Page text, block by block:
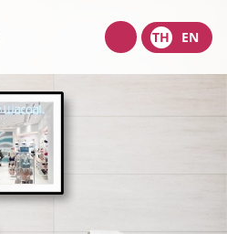
Wacoal
shop
TH EN